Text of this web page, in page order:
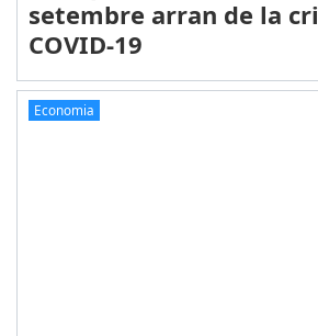
setembre arran de la
COVID-19
Economia